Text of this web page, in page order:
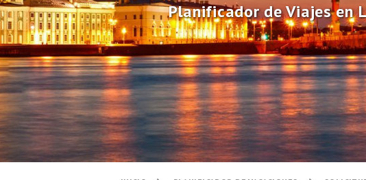
Planificador de Viajes en